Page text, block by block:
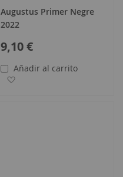
Augustus Primer Negre
2022
9,10 €
Añadir al carrito